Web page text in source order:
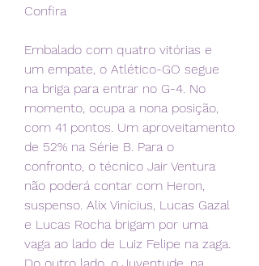
Confira
Embalado com quatro vitórias e
um empate, o Atlético-GO segue
na briga para entrar no G-4. No
momento, ocupa a nona posição,
com 41 pontos. Um aproveitamento
de 52% na Série B. Para o
confronto, o técnico Jair Ventura
não poderá contar com Heron,
suspenso. Alix Vinícius, Lucas Gazal
e Lucas Rocha brigam por uma
vaga ao lado de Luiz Felipe na zaga.